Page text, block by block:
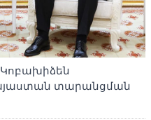
Կոբախիձեն
տարանցման